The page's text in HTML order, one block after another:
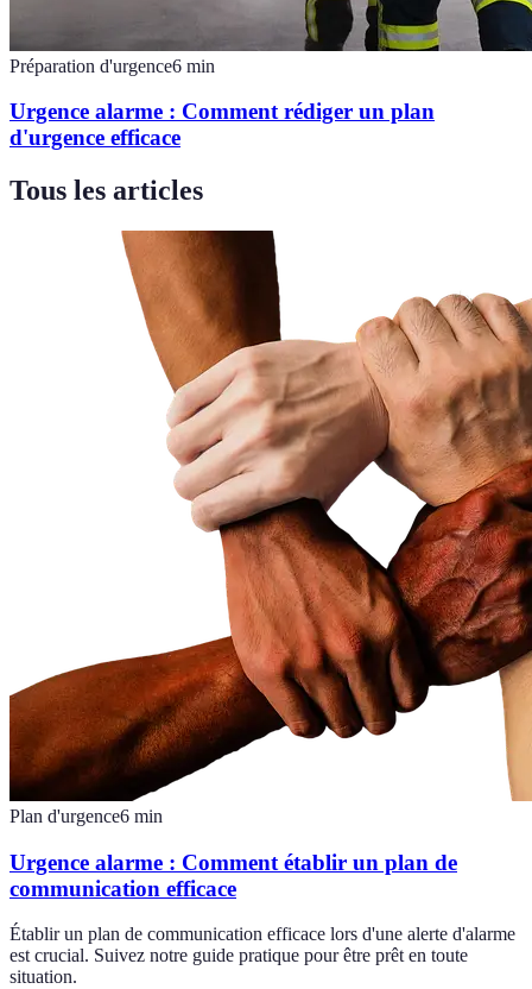
Préparation d'urgence6 min
Urgence alarme : Comment rédiger un plan
d'urgence efficace
Tous les articles
Plan d'urgence6 min
Urgence alarme : Comment établir un plan de
communication efficace
Établir un plan de communication efficace lors d'une alerte d'alarme
est crucial. Suivez notre guide pratique pour être prêt en toute
situation.